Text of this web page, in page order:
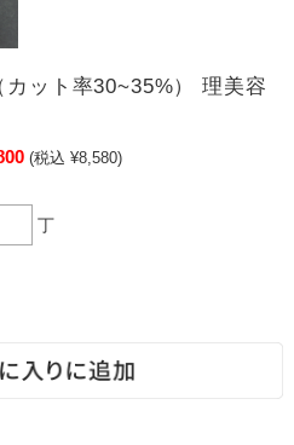
カット率30~35%） 理美容
(税込 ¥8,580)
丁